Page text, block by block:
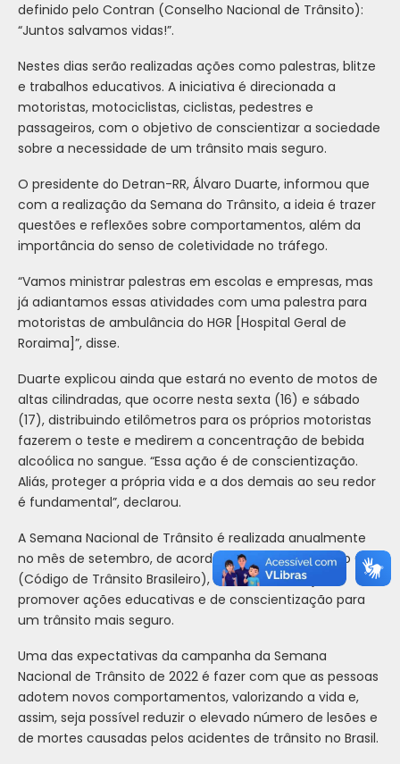
definido pelo Contran (Conselho Nacional de Trânsito):
“Juntos salvamos vidas!”.
Nestes dias serão realizadas ações como palestras, blitze
e trabalhos educativos. A iniciativa é direcionada a
motoristas, motociclistas, ciclistas, pedestres e
passageiros, com o objetivo de conscientizar a sociedade
sobre a necessidade de um trânsito mais seguro.
O presidente do Detran-RR, Álvaro Duarte, informou que
com a realização da Semana do Trânsito, a ideia é trazer
questões e reflexões sobre comportamentos, além da
importância do senso de coletividade no tráfego.
“Vamos ministrar palestras em escolas e empresas, mas
já adiantamos essas atividades com uma palestra para
motoristas de ambulância do HGR [Hospital Geral de
Roraima]”, disse.
Duarte explicou ainda que estará no evento de motos de
altas cilindradas, que ocorre nesta sexta (16) e sábado
(17), distribuindo etilômetros para os próprios motoristas
fazerem o teste e medirem a concentração de bebida
alcoólica no sangue. “Essa ação é de conscientização.
Aliás, proteger a própria vida e a dos demais ao seu redor
é fundamental”, declarou.
A Semana Nacional de Trânsito é realizada anualmente
no mês de setembro, de acordo com o artigo 326 do CTB
(Código de Trânsito Brasileiro), e tem como objetivo
promover ações educativas e de conscientização para
um trânsito mais seguro.
Uma das expectativas da campanha da Semana
Nacional de Trânsito de 2022 é fazer com que as pessoas
adotem novos comportamentos, valorizando a vida e,
assim, seja possível reduzir o elevado número de lesões e
de mortes causadas pelos acidentes de trânsito no Brasil.